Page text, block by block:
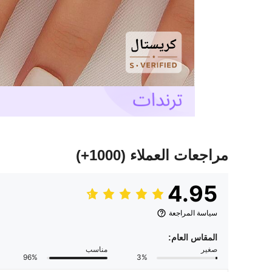
مراجعات العملاء (1000+)
4.95
سياسة المراجعة
المقاس العام:
صغير
3%
مناسب
96%